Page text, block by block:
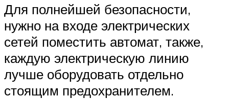
Для полнейшей безопасности,
нужно на входе электрических
сетей поместить автомат, также,
каждую электрическую линию
лучше оборудовать отдельно
стоящим предохранителем.